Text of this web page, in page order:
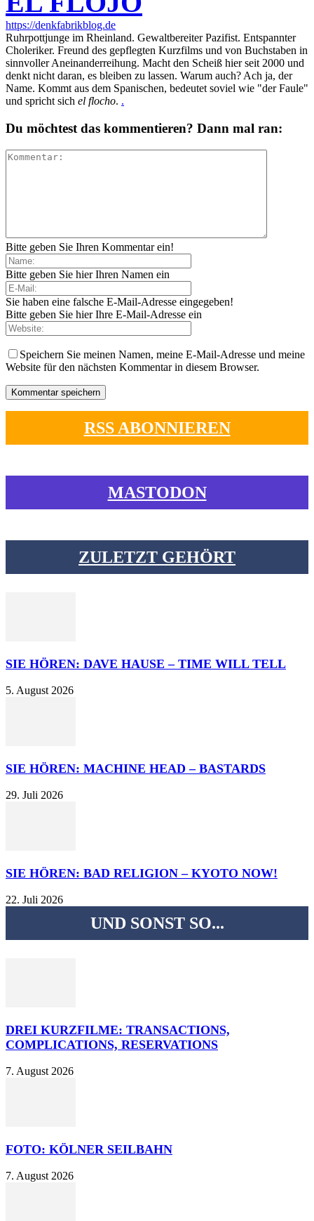
https://denkfabrikblog.de
Ruhrpottjunge im Rheinland. Gewaltbereiter Pazifist. Entspannter
Choleriker. Freund des gepflegten Kurzfilms und von Buchstaben in
sinnvoller Aneinanderreihung. Macht den Scheiß hier seit 2000 und
denkt nicht daran, es bleiben zu lassen. Warum auch? Ach ja, der
Name. Kommt aus dem Spanischen, bedeutet soviel wie "der Faule"
und spricht sich el flocho. .
Du möchtest das kommentieren? Dann mal ran:
Bitte geben Sie Ihren Kommentar ein!
Bitte geben Sie hier Ihren Namen ein
Sie haben eine falsche E-Mail-Adresse eingegeben!
Bitte geben Sie hier Ihre E-Mail-Adresse ein
Speichern Sie meinen Namen, meine E-Mail-Adresse und meine
Website für den nächsten Kommentar in diesem Browser.
RSS ABONNIEREN
MASTODON
ZULETZT GEHÖRT
SIE HÖREN: DAVE HAUSE – TIME WILL TELL
5. August 2026
SIE HÖREN: MACHINE HEAD – BASTARDS
29. Juli 2026
SIE HÖREN: BAD RELIGION – KYOTO NOW!
22. Juli 2026
UND SONST SO...
DREI KURZFILME: TRANSACTIONS,
COMPLICATIONS, RESERVATIONS
7. August 2026
FOTO: KÖLNER SEILBAHN
7. August 2026